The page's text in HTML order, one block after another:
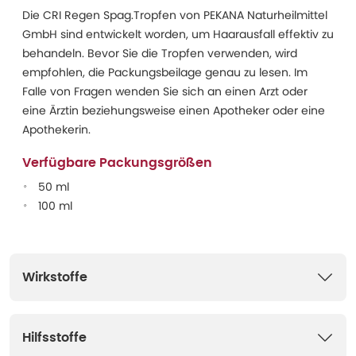
Die CRI Regen Spag.Tropfen von PEKANA Naturheilmittel
GmbH sind entwickelt worden, um Haarausfall effektiv zu
behandeln. Bevor Sie die Tropfen verwenden, wird
empfohlen, die Packungsbeilage genau zu lesen. Im
Falle von Fragen wenden Sie sich an einen Arzt oder
eine Ärztin beziehungsweise einen Apotheker oder eine
Apothekerin.
Verfügbare Packungsgrößen
50 ml
100 ml
Wirkstoffe
Hilfsstoffe